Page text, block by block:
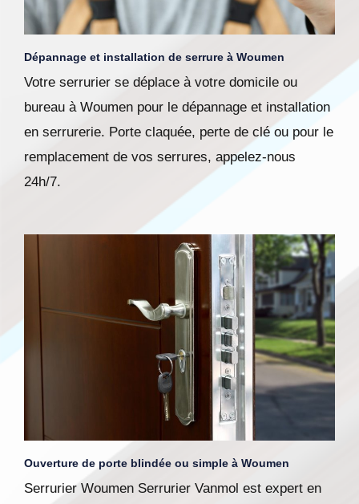
Dépannage et installation de serrure à Woumen
Votre serrurier se déplace à votre domicile ou
bureau à Woumen pour le dépannage et installation
en serrurerie. Porte claquée, perte de clé ou pour le
remplacement de vos serrures, appelez-nous
24h/7.
Ouverture de porte blindée ou simple à Woumen
Serrurier Woumen Serrurier Vanmol est expert en